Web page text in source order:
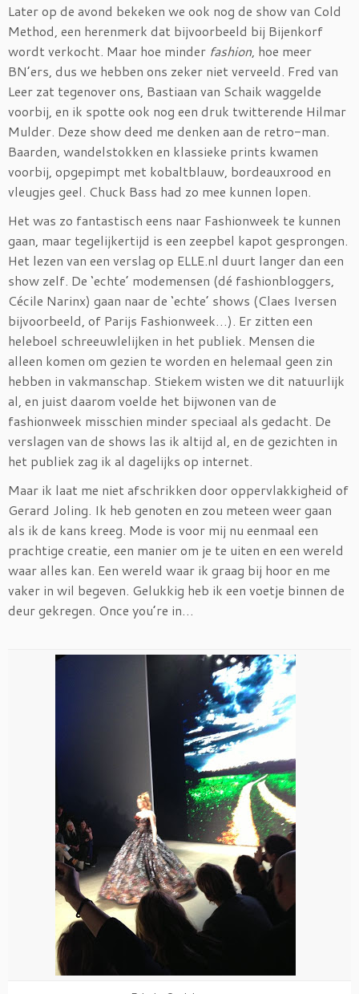
Later op de avond bekeken we ook nog de show van Cold
Method, een herenmerk dat bijvoorbeeld bij Bijenkorf
wordt verkocht. Maar hoe minder fashion, hoe meer
BN’ers, dus we hebben ons zeker niet verveeld. Fred van
Leer zat tegenover ons, Bastiaan van Schaik waggelde
voorbij, en ik spotte ook nog een druk twitterende Hilmar
Mulder. Deze show deed me denken aan de retro-man.
Baarden, wandelstokken en klassieke prints kwamen
voorbij, opgepimpt met kobaltblauw, bordeauxrood en
vleugjes geel. Chuck Bass had zo mee kunnen lopen.
Het was zo fantastisch eens naar Fashionweek te kunnen
gaan, maar tegelijkertijd is een zeepbel kapot gesprongen.
Het lezen van een verslag op ELLE.nl duurt langer dan een
show zelf. De ‘echte’ modemensen (dé fashionbloggers,
Cécile Narinx) gaan naar de ‘echte’ shows (Claes Iversen
bijvoorbeeld, of Parijs Fashionweek…). Er zitten een
heleboel schreeuwlelijken in het publiek. Mensen die
alleen komen om gezien te worden en helemaal geen zin
hebben in vakmanschap. Stiekem wisten we dit natuurlijk
al, en juist daarom voelde het bijwonen van de
fashionweek misschien minder speciaal als gedacht. De
verslagen van de shows las ik altijd al, en de gezichten in
het publiek zag ik al dagelijks op internet.
Maar ik laat me niet afschrikken door oppervlakkigheid of
Gerard Joling. Ik heb genoten en zou meteen weer gaan
als ik de kans kreeg. Mode is voor mij nu eenmaal een
prachtige creatie, een manier om je te uiten en een wereld
waar alles kan. Een wereld waar ik graag bij hoor en me
vaker in wil begeven. Gelukkig heb ik een voetje binnen de
deur gekregen. Once you’re in…